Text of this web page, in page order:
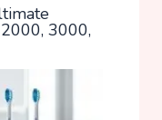
3000,